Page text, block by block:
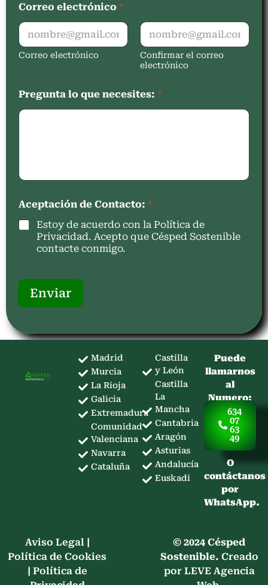
Correo electrónico *
Correo electrónico
Confirmar el correo
electrónico
Pregunta lo que necesites: *
Aceptación de Contacto: *
Estoy de acuerdo con la Política de
Privacidad. Acepto que Césped Sostenible
contacte conmigo.
Enviar
Madrid
Murcia
La Rioja
Galicia
Extremadura
Comunidad
Valenciana
Navarra
Cataluña
Castilla
y León
Castilla
La
Mancha
Cantabria
Aragón
Asturias
Andalucía
Euskadi
Puede
llamarnos
al
Numero:
634
07
63
49
O
contáctanos
por
WhatsApp.
Aviso Legal |
Política de Cookies
| Política de
© 2024 Césped
Sostenible. Creado
por LEVE Agencia